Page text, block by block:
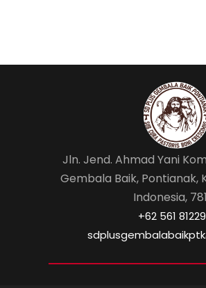
Jln. Jend. Ahmad Yani
Gembala Baik, Pontianak,
Indonesia,
‎+62 561